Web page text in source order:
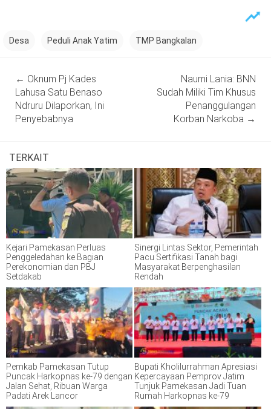
Desa Peduli Anak Yatim TMP Bangkalan
navigation
← Oknum Pj Kades
Lahusa Satu Benaso
Ndruru Dilaporkan, Ini
Penyebabnya
Naumi Lania: BNN
Sudah Miliki Tim Khusus
Penanggulangan
Korban Narkoba →
TERKAIT
Kejari Pamekasan Perluas
Penggeledahan ke Bagian
Perekonomian dan PBJ
Setdakab
Sinergi Lintas Sektor, Pemerintah
Pacu Sertifikasi Tanah bagi
Masyarakat Berpenghasilan
Rendah
Pemkab Pamekasan Tutup
Puncak Harkopnas ke-79 dengan
Jalan Sehat, Ribuan Warga
Padati Arek Lancor
Bupati Kholilurrahman Apresiasi
Kepercayaan Pemprov Jatim
Tunjuk Pamekasan Jadi Tuan
Rumah Harkopnas ke-79